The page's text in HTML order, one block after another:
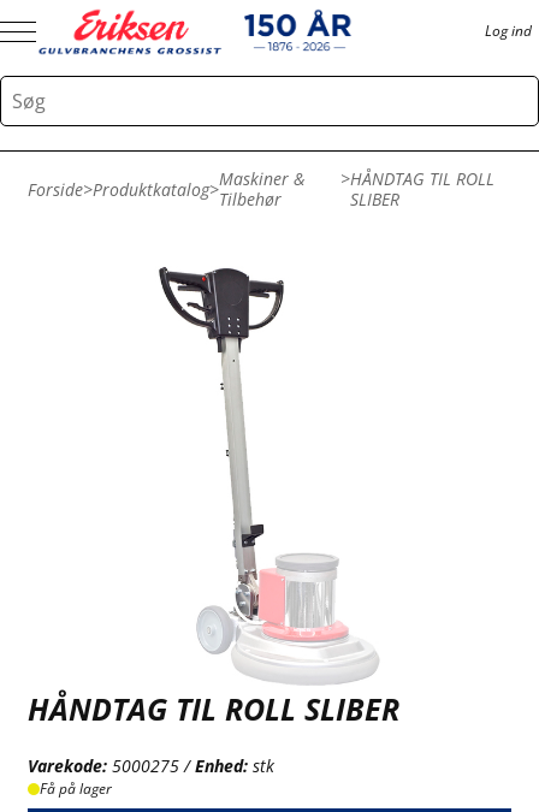
Log ind
Forside>Produktkatalog>Maskiner &
Tilbehør
>HÅNDTAG TIL ROLL
SLIBER
HÅNDTAG TIL ROLL SLIBER
Varekode: 5000275 /Enhed: stk
Få på lager